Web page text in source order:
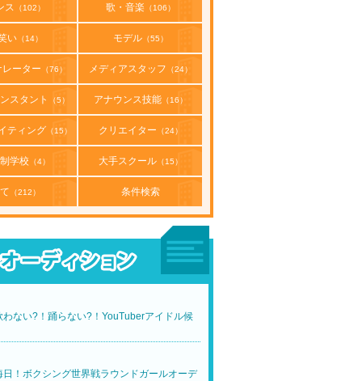
ス （102） 歌・音楽 （106）
い（14） モデル（55）
ーター （76） メディアスタッフ （24）
スタント （5） アナウンス技能（16）
ティング （15） クリエイター （24）
学校（4） 大手スクール（15）
（212） 条件検索
わない?！踊らない?！YouTuberアイドル候
日！ボクシング世界戦ラウンドガールオーデ